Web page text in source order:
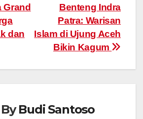
Benteng Indra
Patra: Warisan
Islam di Ujung Aceh
Bikin Kagum
Grand
dan
ByBudi Santoso